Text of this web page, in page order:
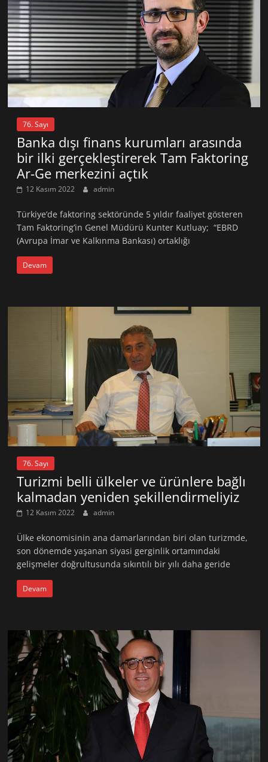
76. Sayı
Banka dışı finans kurumları arasında
bir ilki gerçekleştirerek Tam Faktoring
Ar-Ge merkezini açtık
12 Kasım 2022 admin
Türkiye’de faktoring sektöründe 5 yıldır faaliyet gösteren
Tam Faktoring’in Genel Müdürü Kunter Kutluay; “EBRD
(Avrupa İmar ve Kalkınma Bankası) ortaklığı
Devam
76. Sayı
Turizmi belli ülkeler ve ürünlere bağlı
kalmadan yeniden şekillendirmeliyiz
12 Kasım 2022 admin
Ülke ekonomisinin ana damarlarından biri olan turizmde,
son dönemde yaşanan siyasi gerginlik ortamındaki
gelişmeler doğrultusunda sıkıntılı bir yılı daha geride
Devam